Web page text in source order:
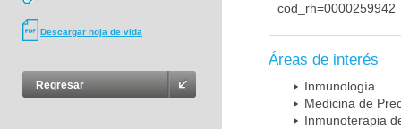
Descargar hoja de vida
Regresar
cod_rh=0000259942
Áreas de interés
Inmunología
Medicina de
Inmunoterapia